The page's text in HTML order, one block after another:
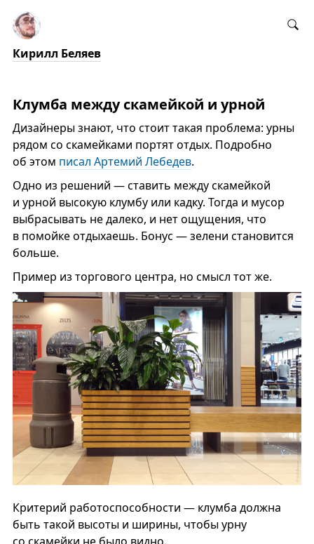
Кирилл Беляев
Клумба между скамейкой и урной
Дизайнеры знают, что стоит такая проблема: урны
рядом со скамейками портят отдых. Подробно
об этом писал Артемий Лебедев.
Одно из решений — ставить между скамейкой
и урной высокую клумбу или кадку. Тогда и мусор
выбрасывать не далеко, и нет ощущения, что
в помойке отдыхаешь. Бонус — зелени становится
больше.
Пример из торгового центра, но смысл тот же.
Критерий работоспособности — клумба должна
быть такой высоты и ширины, чтобы урну